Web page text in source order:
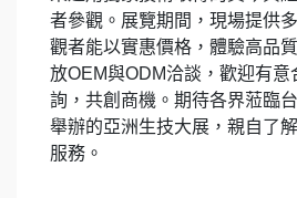
者參觀。展覽期間，現場提供
觀者能以實惠價格，體驗高品
放OEM與ODM洽談，歡迎有意
詢，共創商機。期待各界蒞臨
舉辦的亞洲生技大展，親自了
服務。